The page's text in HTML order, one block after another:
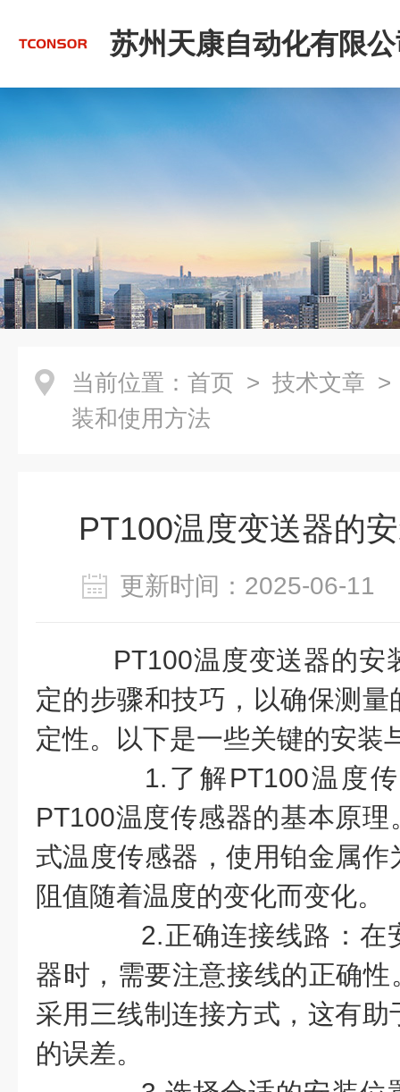
苏州天康自动化有限
当前位置： 首页 > 技术文章 >
装和使用方法
PT100温度变送器的
更新时间：2025-06-
PT100温度变送器的安
定的步骤和技巧，以确保测
定性。以下是一些关键的安装
1.了解PT100温度传
PT100温度传感器的基本原
式温度传感器，使用铂金属
阻值随着温度的变化而变化。
2.正确连接线路：在
器时，需要注意接线的正确
采用三线制连接方式，这有
的误差。